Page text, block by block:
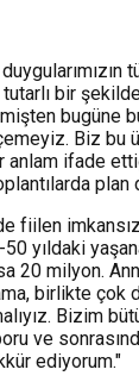
bir
Biz
ifade
plan
yıldaki
milyon.
birlikte çok
Bizim
ve
ediyorum."